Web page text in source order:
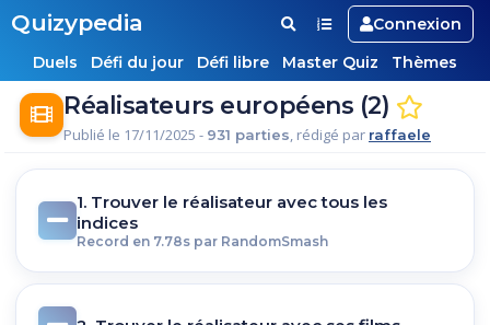
Quizypedia
Connexion
Duels
Défi du jour Défi libre Master Quiz Thèmes
Réalisateurs européens (2)
Publié le 17/11/2025 - 931 parties, rédigé par raffaele
1. Trouver le réalisateur avec tous les
indices
Record en 7.78s par RandomSmash